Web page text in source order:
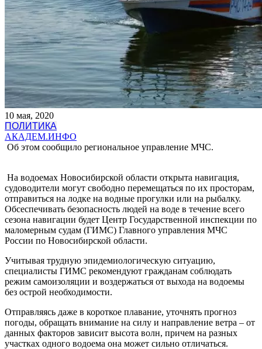
10 мая, 2020
ПОЛИТИКА
АКАДЕМ.ИНФО
Об этом сообщило региональное управление МЧС.
На водоемах Новосибирской области открыта навигация,
судоводители могут свободно перемещаться по их просторам,
отправиться на лодке на водные прогулки или на рыбалку.
Обсеспечивать безопасность людей на воде в течение всего
сезона навигации будет Центр Государственной инспекции по
маломерным судам (ГИМС) Главного управления МЧС
России по Новосибирской области.
Учитывая трудную эпидемиологическую ситуацию,
специалисты ГИМС рекомендуют гражданам соблюдать
режим самоизоляции и воздержаться от выхода на водоемы
без острой необходимости.
Отправляясь даже в короткое плавание, уточнять прогноз
погоды, обращать внимание на силу и направление ветра – от
данных факторов зависит высота волн, причем на разных
участках одного водоема она может сильно отличаться.